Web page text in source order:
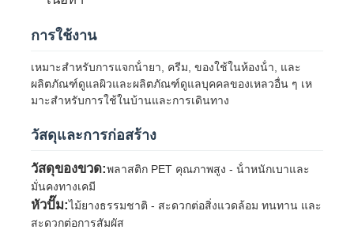
ควบคุมคุณภาพ
ติดต่อเรา
ขออ้าง
การใช้งาน
เหมาะสําหรับการแจกน้ํายา, ครีม, ของใช้ในห้องน้ํา, และ
ผลิตภัณฑ์ดูแลผิวและผลิตภัณฑ์ดูแลบุคคลของเหลวอื่น ๆ เห
มาะสําหรับการใช้ในบ้านและการเดินทาง
วัสดุและการก่อสร้าง
วัสดุของขวด:พลาสติก PET คุณภาพสูง - น้ําหนักเบาและ
มั่นคงทางเคมี
หัวปั๊ม:ไม้ยางธรรมชาติ - สะดวกต่อสิ่งแวดล้อม ทนทาน และ
สะดวกต่อการสัมผัส